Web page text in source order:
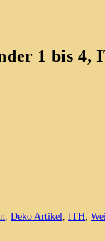
1 bis 4,
Deko Artikel ITH